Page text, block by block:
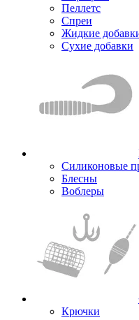
Пеллетс
Спреи
Жидкие
Сухие добавки
Силиконовые
Блесны
Воблеры
Крючки